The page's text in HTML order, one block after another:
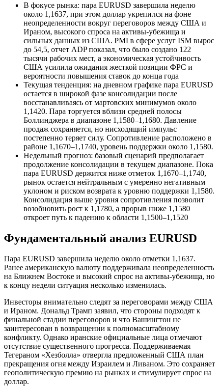
В фокусе рынка: пара EURUSD завершила неделю
около 1,1637, при этом доллар укрепился на фоне
неопределенности вокруг переговоров между США и
Ираном, высокого спроса на активы-убежища и
сильных данных из США. PMI в сфере услуг ISM вырос
до 54,5, отчет ADP показал, что было создано 122
тысячи рабочих мест, а экономическая устойчивость
США усилила ожидания жесткой позиции ФРС и
вероятности повышения ставок до конца года
Текущая тенденция: на дневном графике пара EURUSD
остается в широкой фазе консолидации после
восстанавливаясь от мартовских минимумов около
1,1420. Пара торгуется вблизи средней полосы
Боллинджера в диапазоне 1,1580–1,1680. Давление
продаж сохраняется, но нисходящий импульс
постепенно теряет силу. Сопротивление расположено в
районе 1,1670–1,1740, уровень поддержки около 1,1580.
Недельный прогноз: базовый сценарий предполагает
продолжение консолидации в текущем диапазоне. Пока
пара EURUSD держится ниже отметок 1,1670–1,1740,
рынок остается нейтральным с умеренно негативным
уклоном и риском возврата к уровню поддержки 1,1580.
Консолидация выше уровня сопротивления позволит
возобновить рост к 1,1780, а прорыв ниже 1,1580
откроет путь к падению к области 1,1500–1,1520
Фундаментальный анализ EURUSD
Пара EURUSD завершила неделю около отметки 1,1637.
Ранее американскую валюту поддерживала неопределенность
на Ближнем Востоке и высокий спрос на активы-убежища, но
к концу недели ситуация несколько изменилась.
Инвесторы внимательно следят за переговорами между США
и Ираном. Дональд Трамп заявил, что стороны подходят к
финальной стадии переговоров и что Вашингтон не
заинтересован в возвращении к полномасштабному
конфликту. Однако иранские официальные лица отмечают
отсутствие существенного прогресса. Поддерживаемая
Тегераном «Хезболла» отвергла предложенный США план
прекращения огня между Израилем и Ливаном. Это сохраняет
геополитическую премию на рынках и стимулирует спрос на
доллар.